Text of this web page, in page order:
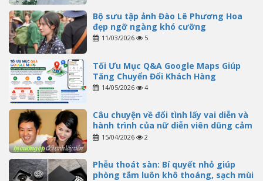
Bộ sưu tập ảnh Đào Lê Phương Hoa
đẹp ngỡ ngàng khó cưỡng
11/03/2026 5
Tối Ưu Mục Q&A Google Maps Giúp
Tăng Chuyển Đổi Khách Hàng
14/05/2026 4
Câu chuyện về đổi tình lấy vai diễn và
hành trình của nữ diễn viên dũng cảm
15/04/2026 2
Phễu thoát sàn: Bí quyết nhỏ giúp
phòng tắm luôn khô thoáng, sạch mùi